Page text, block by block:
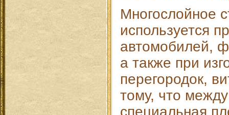
Многослойное
используется
автомобилей,
а также при
перегородок,
тому, что
специальная